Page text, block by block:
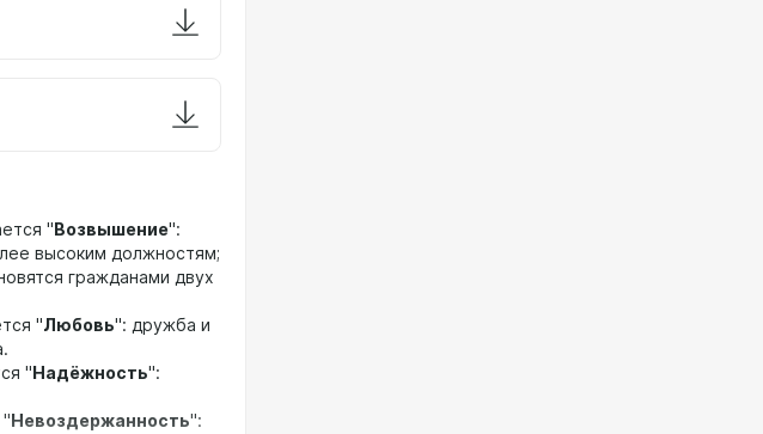
" Возвышение":
высоким должностям;
гражданами двух
"Любовь": дружба и
" Надёжность":
"Невоздержанность":